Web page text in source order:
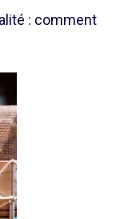
: comment